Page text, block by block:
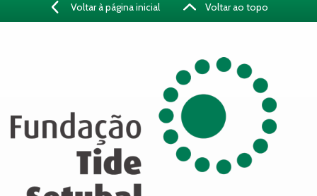
Voltar à página inicial Voltar ao topo